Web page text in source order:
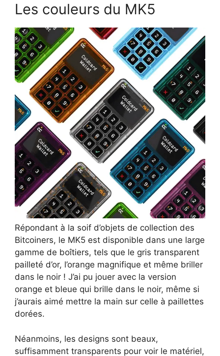
Les couleurs du MK5
Répondant à la soif d’objets de collection des
Bitcoiners, le MK5 est disponible dans une large
gamme de boîtiers, tels que le gris transparent
pailleté d’or, l’orange magnifique et même briller
dans le noir ! J’ai pu jouer avec la version
orange et bleue qui brille dans le noir, même si
j’aurais aimé mettre la main sur celle à paillettes
dorées.
Néanmoins, les designs sont beaux,
suffisamment transparents pour voir le matériel,